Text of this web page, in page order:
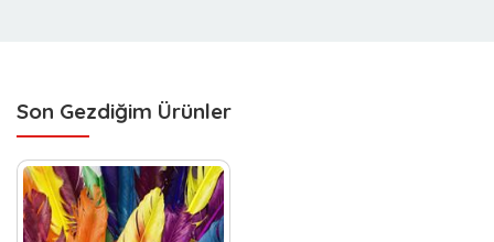
Son Gezdiğim Ürünler